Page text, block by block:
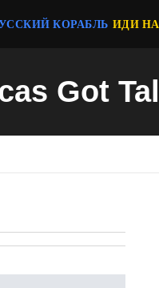
КОРАБЛЬ ИДИ
Got